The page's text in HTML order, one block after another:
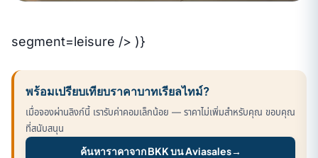
segment=leisure /> )}
พร้อมเปรียบเทียบราคาบาทเรียลไทม์?
เมื่อจองผ่านลิงก์นี้ เรารับค่าคอมเล็กน้อย — ราคาไม่เพิ่มสำหรับคุณ ขอบคุณ
ที่สนับสนุน
ค้นหาราคาจาก BKK บน Aviasales→